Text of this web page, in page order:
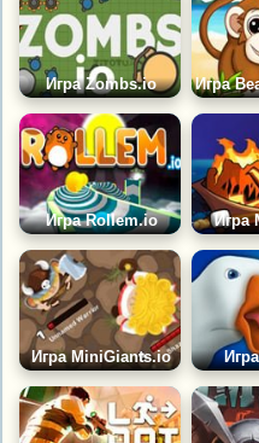
Игра Zombs.io
Игра Rollem.io Игра
Игра MiniGiants.io